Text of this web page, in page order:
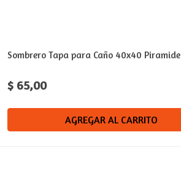
Sombrero Tapa para Caño 40x40 Piramide
$ 65,00
AGREGAR AL CARRITO